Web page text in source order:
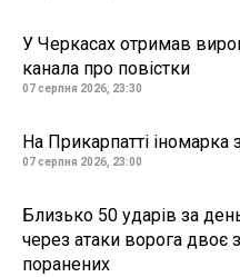
У Черкасах отримав
канала про повістки
07 серпня 2026, 23:30
На Прикарпатті
07 серпня 2026, 23:00
Близько 50 ударів за
через атаки ворога двоє
поранених